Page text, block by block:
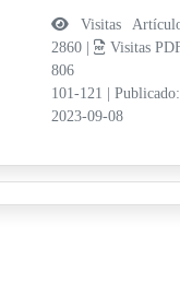
Visitas
2860 |
Visitas
806
101-121
Publicado:
2023-09-08